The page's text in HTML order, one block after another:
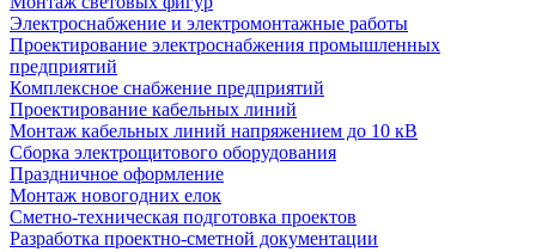
Электроснабжение и электромонтажные работы
Проектирование электроснабжения промышленных
предприятий
Комплексное снабжение предприятий
Проектирование кабельных линий
Монтаж кабельных линий напряжением до 10 кВ
Сборка электрощитового оборудования
Праздничное оформление
Монтаж новогодних елок
Сметно-техническая подготовка проектов
Разработка проектно-сметной документации